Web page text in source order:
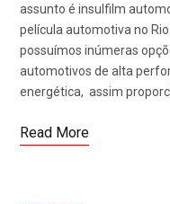
assunto é insulfilm
película automotiva no
possuímos inúmeras
automotivos de alta
energética, assim
Read More